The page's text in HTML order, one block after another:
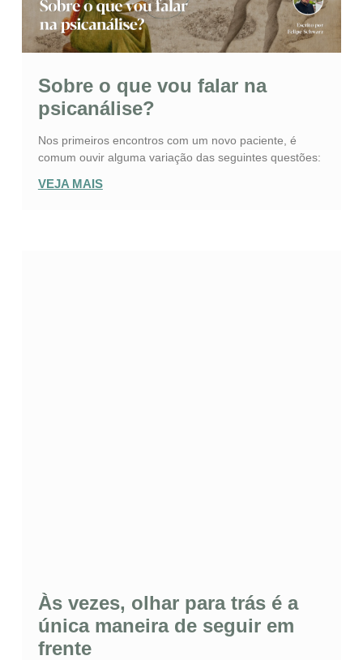
Sobre o que vou falar na
psicanálise?
Nos primeiros encontros com um novo paciente, é
comum ouvir alguma variação das seguintes questões:
VEJA MAIS
Às vezes, olhar para trás é a
única maneira de seguir em
frente